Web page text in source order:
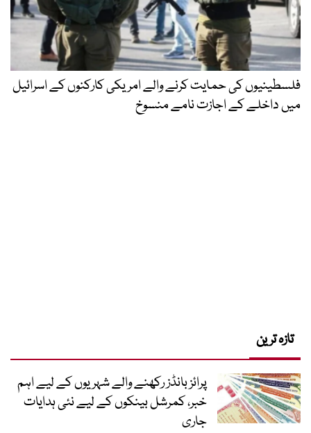
فلسطینیوں کی حمایت کرنے والے امریکی کارکنوں کے اسرائیل
میں داخلے کے اجازت نامے منسوخ
تازہ ترین
پرائز بانڈز رکھنے والے شہریوں کے لیے اہم
خبر، کمرشل بینکوں کے لیے نئی ہدایات
جاری